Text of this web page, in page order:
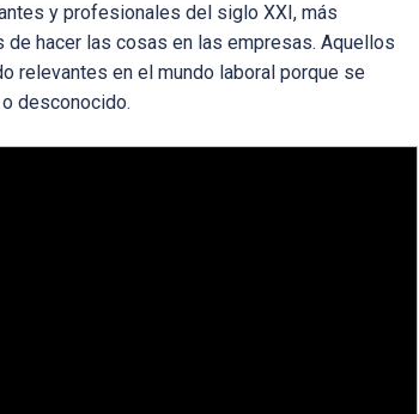
y profesionales del siglo XXI, más
hacer las cosas en las empresas. Aquellos
relevantes en el mundo laboral porque se
desconocido.